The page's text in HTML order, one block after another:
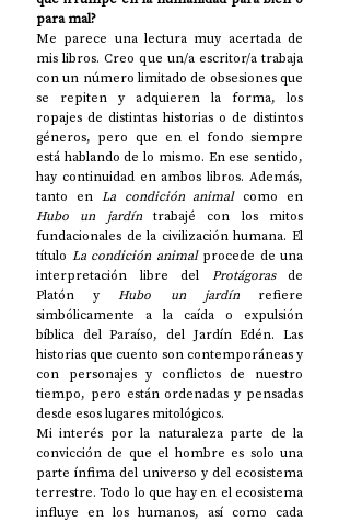
para mal?
Me parece una lectura muy acertada de
mis libros. Creo que un/a escritor/a trabaja
con un número limitado de obsesiones que
se repiten y adquieren la forma, los
ropajes de distintas historias o de distintos
géneros, pero que en el fondo siempre
está hablando de lo mismo. En ese sentido,
hay continuidad en ambos libros. Además,
tanto en La condición animal
Hubo un jardín trabajé con los mitos
fundacionales de la civilización humana. El
título La condición animal procede de una
interpretación libre del Protágoras de
Platón y Hubo un jardín refiere
simbólicamente a la caída o expulsión
bíblica del Paraíso, del Jardín Edén. Las
historias que cuento son contemporáneas y
con personajes y conflictos de nuestro
tiempo, pero están ordenadas y pensadas
desde esos lugares mitológicos.
Mi interés por la naturaleza parte de la
convicción de que el hombre es solo una
parte ínfima del universo y del ecosistema
terrestre. Todo lo que hay en el ecosistema
influye en los humanos, así como cada